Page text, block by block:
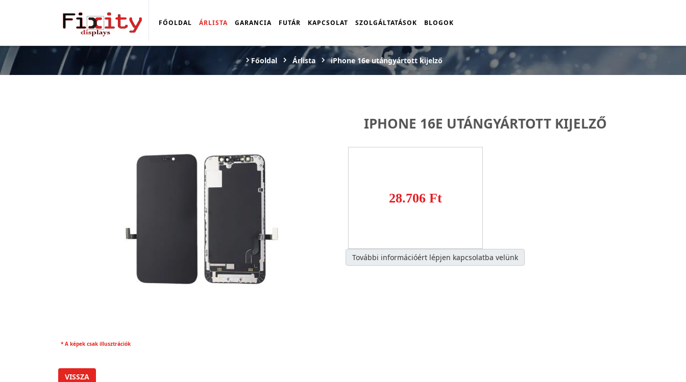
FŐOLDAL ÁRLISTA GARANCIA FUTÁR KAPCSOLAT SZOLGÁLTATÁSOK BLOGOK
Főoldal Árlista iPhone 16e utángyártott kijelző
* A képek csak illusztrációk
IPHONE 16E UTÁNGYÁRTOTT KIJELZŐ
28.706 Ft
További információért lépjen kapcsolatba velünk
VISSZA